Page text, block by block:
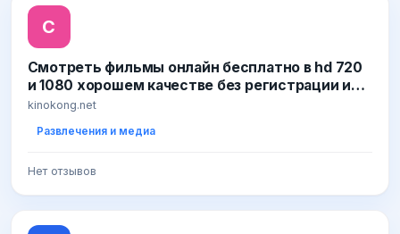
С
Смотреть фильмы онлайн бесплатно в hd 720
и 1080 хорошем качестве без регистрации и
рекламы - КиноКонг.сс
kinokong.net
Развлечения и медиа
Нет отзывов